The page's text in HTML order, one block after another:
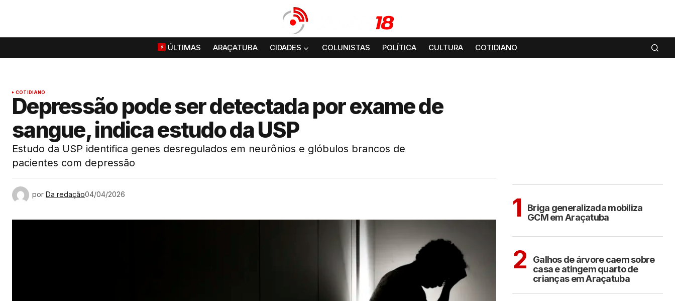
ÚLTIMAS ARAÇATUBA CIDADES COLUNISTAS POLÍTICA CULTURA COTIDIANO
COTIDIANO
Depressão pode ser detectada por exame de
sangue, indica estudo da USP
Estudo da USP identifica genes desregulados em neurônios e glóbulos brancos de
pacientes com depressão
por Da redação04/04/2026 1
Briga generalizada mobiliza
GCM em Araçatuba
2
Galhos de árvore caem sobre
casa e atingem quarto de
crianças em Araçatuba